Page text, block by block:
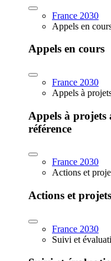
France 2030
Appels en
Appels en cours
France 2030
Appels à
Appels à projets
référence
France 2030
Actions et
Actions et
France 2030
Suivi et